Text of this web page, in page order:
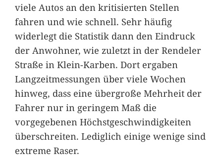
viele Autos an den kritisierten Stellen
fahren und wie schnell. Sehr häufig
widerlegt die Statistik dann den Eindruck
der Anwohner, wie zuletzt in der Rendeler
Straße in Klein-Karben. Dort ergaben
Langzeitmessungen über viele Wochen
hinweg, dass eine übergroße Mehrheit der
Fahrer nur in geringem Maß die
vorgegebenen Höchstgeschwindigkeiten
überschreiten. Lediglich einige wenige sind
extreme Raser.